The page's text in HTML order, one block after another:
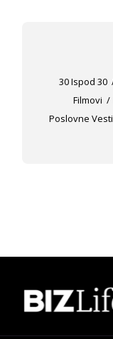
30 Ispod 30
Filmovi
Poslovne Vesti